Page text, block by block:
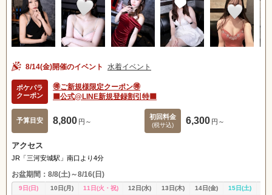
8/14(金)開催のイベント 水着イベント
ポケパラ
クーポン
🉐ご新規様限定クーポン🉐
🟩公式@LINE新規登録割引特🟩
予算目安 8,800 円～
初回料金
(税サ込) 6,300 円～
アクセス
JR「三河安城駅」南口より4分
お盆期間：8/8(土)～8/16(日)
9日(日) 10日(月) 11日(火・祝) 12日(水) 13日(木) 14日(金) 15日(土)